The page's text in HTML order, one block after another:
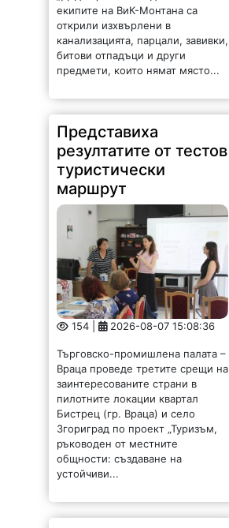
екипите на ВиК-Монтана са
открили изхвърлени в
канализацията, парцали, завивки,
битови отпадъци и други
предмети, които нямат място...
Представиха
резултатите от тестов
туристически
маршрут
154 | 2026-08-07 15:08:36
Търговско-промишлена палата –
Враца проведе третите срещи на
заинтересованите страни в
пилотните локации квартал
Бистрец (гр. Враца) и село
Згориград по проект „Туризъм,
ръководен от местните
общности: създаване на
устойчиви...